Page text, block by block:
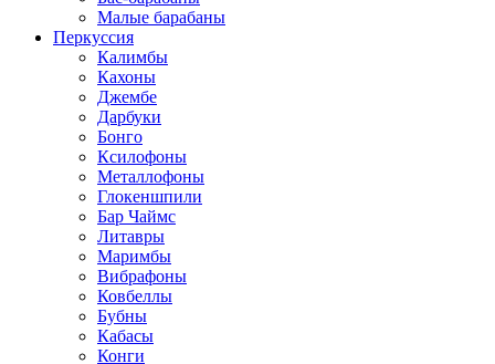
Малые барабаны
Перкуссия
Калимбы
Кахоны
Джембе
Дарбуки
Бонго
Ксилофоны
Металлофоны
Глокеншпили
Бар Чаймс
Литавры
Маримбы
Вибрафоны
Ковбеллы
Бубны
Кабасы
Конги